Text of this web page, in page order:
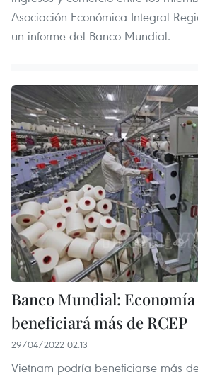
Asociación Económica Integral
un informe del Banco Mundial.
Banco Mundial:
beneficiará más de RCEP
29/04/2022 02:13
Vietnam podría beneficiarse más